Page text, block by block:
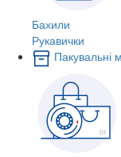
Бахили
Рукавички
Пакувальні